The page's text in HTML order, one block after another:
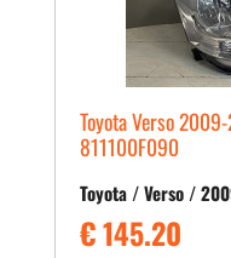
Toyota Verso
811100F090
Toyota / Verso /
€ 145.20